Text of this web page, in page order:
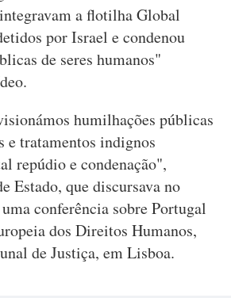
a flotilha Global
por Israel e condenou
de seres humanos"
humilhações públicas
e tratamentos indignos
repúdio e condenação",
Estado, que discursava no
conferência sobre Portugal
dos Direitos Humanos,
de Justiça, em Lisboa.